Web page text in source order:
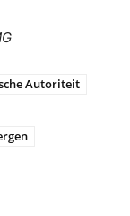
Autoriteit